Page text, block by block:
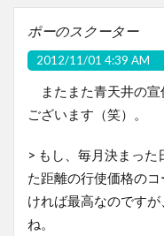
ポーのスクーター
2012/11/01 4:39 AM
またまた青天井の宣
ございます（笑）。
> もし、毎月決まった
た距離の行使価格の
ければ最高なのです
ね。